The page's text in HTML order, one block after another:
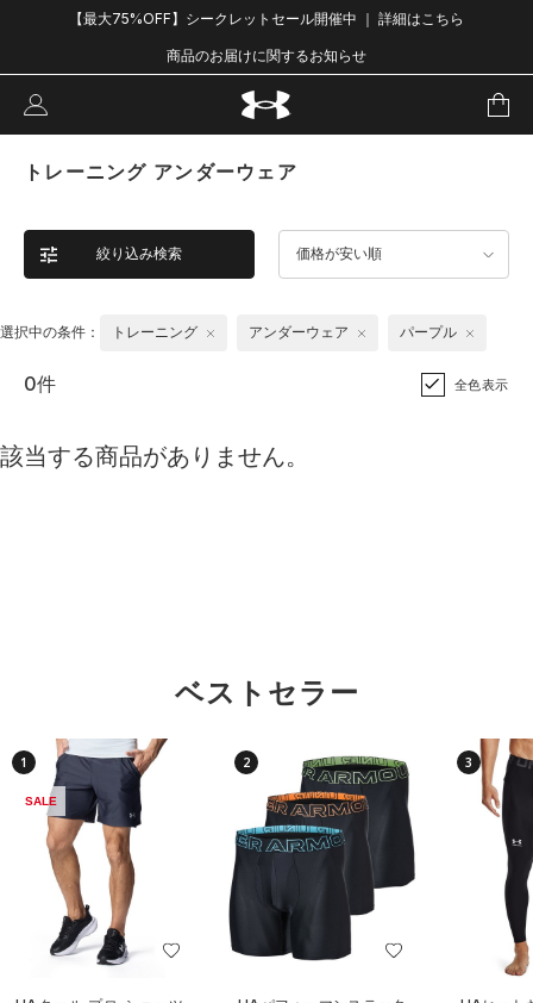
【最大75%OFF】シークレットセール開催中 ｜ 詳細はこちら
商品のお届けに関するお知らせ
トレーニング アンダーウェア
絞り込み検索 価格が安い順
選択中の条件： トレーニング アンダーウェア パープル
0件 全色表示
該当する商品がありません。
ベストセラー
1
SALE
2 3